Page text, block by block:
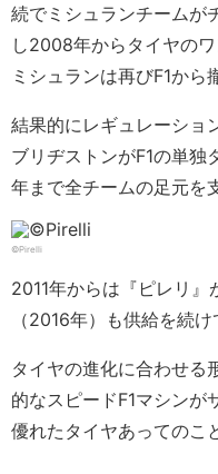
続でミシュランチームが
し2008年からタイヤの
ミシュランは再びF1から
結果的にレギュレーショ
ブリヂストンがF1の単独
年まで全チームの足元を
©Pirelli
2011年からは『ピレリ』
（2016年）も供給を続け
タイヤの進化に合わせる
的なスピードF1マシンが
優れたタイヤあってのこ